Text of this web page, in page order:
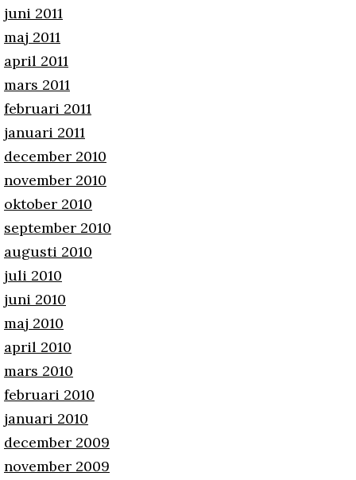
juni 2011
maj 2011
april 2011
mars 2011
februari 2011
januari 2011
december 2010
november 2010
oktober 2010
september 2010
augusti 2010
juli 2010
juni 2010
maj 2010
april 2010
mars 2010
februari 2010
januari 2010
december 2009
november 2009